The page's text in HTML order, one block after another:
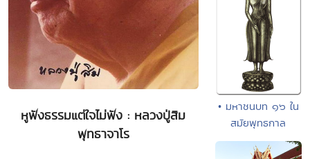
หูฟังธรรมแต่ใจไม่ฟัง : หลวงปู่สิม
พุทธาจาโร
• มหาชนบท ๑๖ ใน
สมัยพุทธกาล